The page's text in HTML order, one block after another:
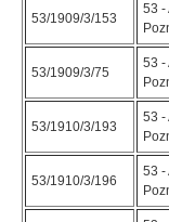
53/1909/3/153
53 -
53/1909/3/75
53 -
53/1910/3/193
53 -
53/1910/3/196
53 -